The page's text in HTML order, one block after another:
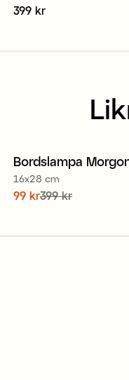
Pris :399 kr
399 kr
Sale
Bordslampa
16x28 cm
Nuvarande pris
99 kr399 kr